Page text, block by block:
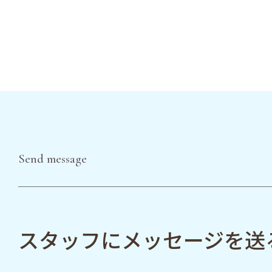
Send message
スタッフにメッセージを送